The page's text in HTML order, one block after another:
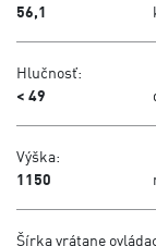
56,1
Hlučnosť:
< 49
Výška:
1150
Šírka vrátane